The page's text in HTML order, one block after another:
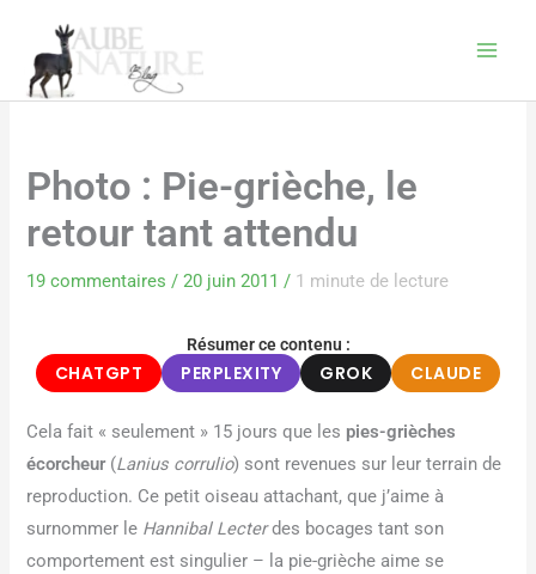
contenu
Photo : Pie-grièche, le
retour tant attendu
19 commentaires /20 juin 2011/ 1 minute de lecture
Résumer ce contenu :
CHATGPT PERPLEXITY GROK CLAUDE
Cela fait « seulement » 15 jours que les pies-grièches
écorcheur(Lanius corrulio) sont revenues sur leur terrain de
reproduction. Ce petit oiseau attachant, que j’aime à
surnommer le Hannibal Lecterdes bocages tant son
comportement est singulier – la pie-grièche aime se